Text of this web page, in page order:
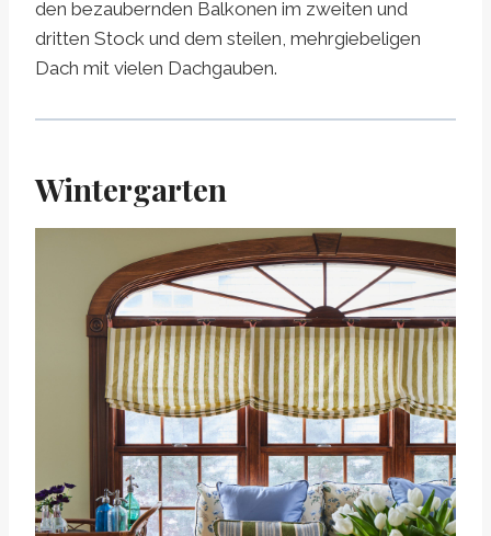
den bezaubernden Balkonen im zweiten und
dritten Stock und dem steilen, mehrgiebeligen
Dach mit vielen Dachgauben.
Wintergarten